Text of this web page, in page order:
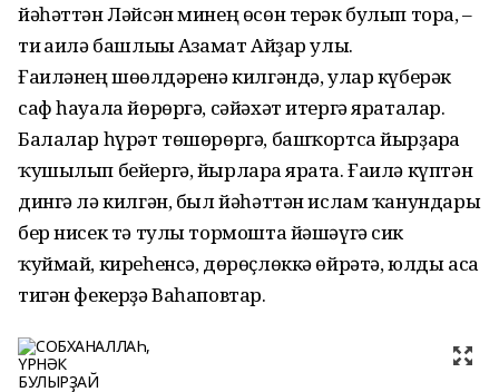
йәһәттән Ләйсән минең өсөн терәк булып тора, –
ти ғаилә башлығы Азамат Айҙар улы.
Ғаиләнең шөғөлдәренә килгәндә, улар күберәк
саф һауала йөрөргә, сәйәхәт итергә яраталар.
Балалар һүрәт төшөрөргә, башҡортса йырҙарға
ҡушылып бейергә, йырларға ярата. Ғаилә күптән
дингә лә килгән, был йәһәттән ислам ҡанундары
бер нисек тә тулы тормошта йәшәүгә сик
ҡуймай, киреһенсә, дөрөҫлөккә өйрәтә, юлды аса
тигән фекерҙә Ваһаповтар.